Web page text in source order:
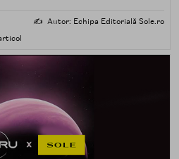
descoperi produse — testând,
✍️ Autor: Echipa Editorială Sole.ro